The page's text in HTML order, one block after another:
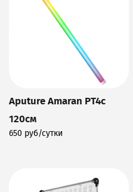
Aputure Amaran PT4c
120см
650 руб/сутки